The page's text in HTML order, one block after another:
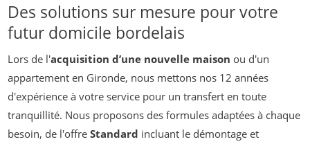
Des solutions sur mesure pour votre
futur domicile bordelais
Lors de l'acquisition d’une nouvelle maison ou d'un
appartement en Gironde, nous mettons nos 12 années
d'expérience à votre service pour un transfert en toute
tranquillité. Nous proposons des formules adaptées à chaque
besoin, de l'offreStandard incluant le démontage et